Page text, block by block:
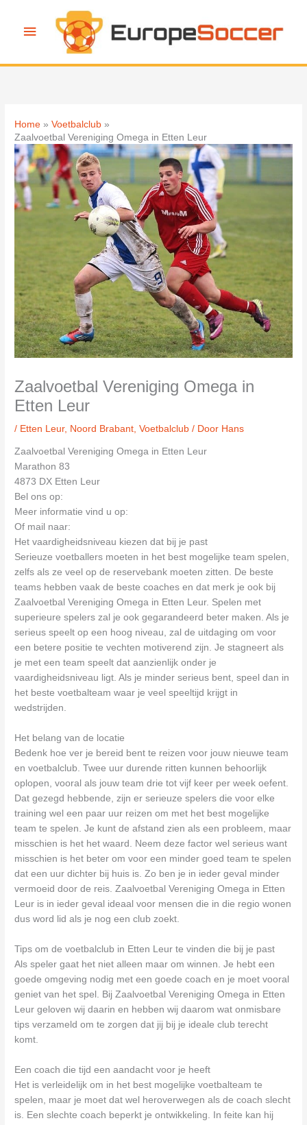
Hoofdmenu
Home
Voetbalclub
Zaalvoetbal Vereniging Omega in Etten Leur
Zaalvoetbal Vereniging Omega in
Etten Leur
/ Etten Leur, Noord Brabant ,Voetbalclub / Door Hans
Zaalvoetbal Vereniging Omega in Etten Leur
Marathon 83
4873 DX Etten Leur
Bel ons op:
Meer informatie vind u op:
Of mail naar:
Het vaardigheidsniveau kiezen dat bij je past
Serieuze voetballers moeten in het best mogelijke team spelen,
zelfs als ze veel op de reservebank moeten zitten. De beste
teams hebben vaak de beste coaches en dat merk je ook bij
Zaalvoetbal Vereniging Omega in Etten Leur. Spelen met
superieure spelers zal je ook gegarandeerd beter maken. Als je
serieus speelt op een hoog niveau, zal de uitdaging om voor
een betere positie te vechten motiverend zijn. Je stagneert als
je met een team speelt dat aanzienlijk onder je
vaardigheidsniveau ligt. Als je minder serieus bent, speel dan in
het beste voetbalteam waar je veel speeltijd krijgt in
wedstrijden.
Het belang van de locatie
Bedenk hoe ver je bereid bent te reizen voor jouw nieuwe team
en voetbalclub. Twee uur durende ritten kunnen behoorlijk
oplopen, vooral als jouw team drie tot vijf keer per week oefent.
Dat gezegd hebbende, zijn er serieuze spelers die voor elke
training wel een paar uur reizen om met het best mogelijke
team te spelen. Je kunt de afstand zien als een probleem, maar
misschien is het het waard. Neem deze factor wel serieus want
misschien is het beter om voor een minder goed team te spelen
dat een uur dichter bij huis is. Zo ben je in ieder geval minder
vermoeid door de reis. Zaalvoetbal Vereniging Omega in Etten
Leur is in ieder geval ideaal voor mensen die in die regio wonen
dus word lid als je nog een club zoekt.
Tips om de voetbalclub in Etten Leur te vinden die bij je past
Als speler gaat het niet alleen maar om winnen. Je hebt een
goede omgeving nodig met een goede coach en je moet vooral
geniet van het spel. Bij Zaalvoetbal Vereniging Omega in Etten
Leur geloven wij daarin en hebben wij daarom wat onmisbare
tips verzameld om te zorgen dat jij bij je ideale club terecht
komt.
Een coach die tijd een aandacht voor je heeft
Het is verleidelijk om in het best mogelijke voetbalteam te
spelen, maar je moet dat wel heroverwegen als de coach slecht
is. Een slechte coach beperkt je ontwikkeling. In feite kan hij